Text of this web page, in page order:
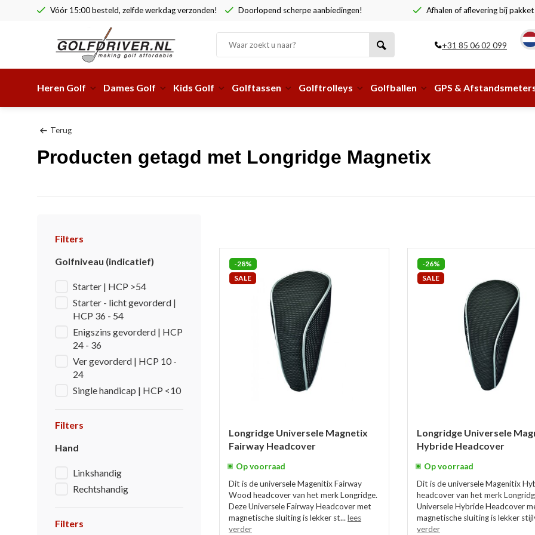
Vóór 15:00 besteld, zelfde werkdag verzonden! Doorlopend scherpe aanbiedingen! Afhalen of aflevering bij
+31 85 06 02 099
Heren Golf Dames Golf Kids Golf Golftassen Golftrolleys Golfballen GPS &
Terug
Producten getagd met Longridge Magnetix
Filters
Golfniveau (indicatief)
Starter | HCP >54
Starter - licht gevorderd |
HCP 36 - 54
Enigszins gevorderd | HCP
24 - 36
Ver gevorderd | HCP 10 -
24
Single handicap | HCP <10
Filters
Hand
Linkshandig
Rechtshandig
Filters
-28%
SALE
Longridge Universele Magnetix
Fairway Headcover
Op voorraad
Dit is de universele Magenitix Fairway
Wood headcover van het merk Longridge.
Deze Universele Fairway Headcover met
magnetische sluiting is lekker st... lees
verder
-26%
SALE
Longridge Universele
Hybride Headcover
Op voorraad
Dit is de universele Magenitix
headcover van het merk
Universele Hybride Headcover
magnetische sluiting is lekker
verder